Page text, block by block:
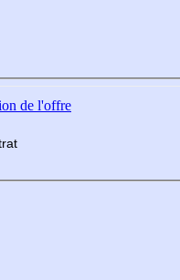
de l'offre